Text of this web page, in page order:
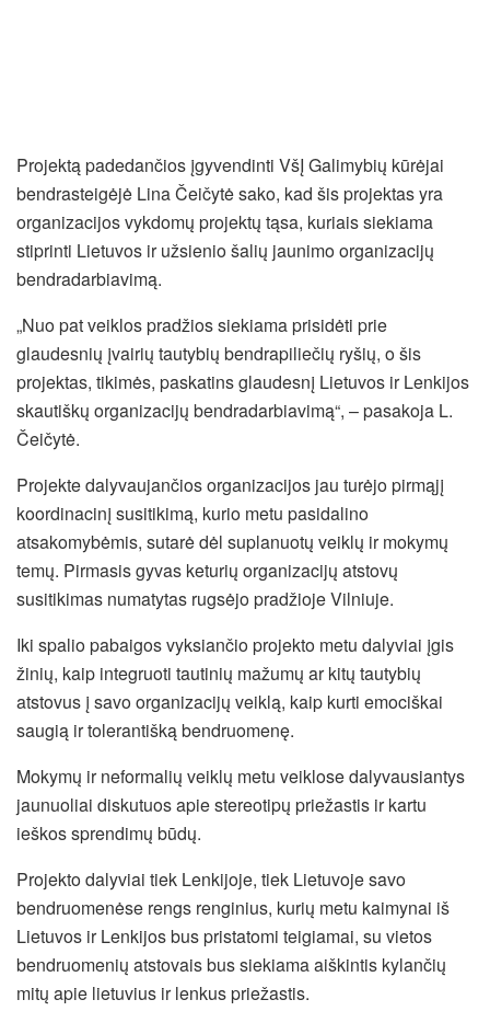
Projektą padedančios įgyvendinti VšĮ Galimybių kūrėjai
bendrasteigėjė Lina Čeičytė sako, kad šis projektas yra
organizacijos vykdomų projektų tąsa, kuriais siekiama
stiprinti Lietuvos ir užsienio šalių jaunimo organizacijų
bendradarbiavimą.
„Nuo pat veiklos pradžios siekiama prisidėti prie
glaudesnių įvairių tautybių bendrapiliečių ryšių, o šis
projektas, tikimės, paskatins glaudesnį Lietuvos ir Lenkijos
skautiškų organizacijų bendradarbiavimą“, – pasakoja L.
Čeičytė.
Projekte dalyvaujančios organizacijos jau turėjo pirmąjį
koordinacinį susitikimą, kurio metu pasidalino
atsakomybėmis, sutarė dėl suplanuotų veiklų ir mokymų
temų. Pirmasis gyvas keturių organizacijų atstovų
susitikimas numatytas rugsėjo pradžioje Vilniuje.
Iki spalio pabaigos vyksiančio projekto metu dalyviai įgis
žinių, kaip integruoti tautinių mažumų ar kitų tautybių
atstovus į savo organizacijų veiklą, kaip kurti emociškai
saugią ir tolerantišką bendruomenę.
Mokymų ir neformalių veiklų metu veiklose dalyvausiantys
jaunuoliai diskutuos apie stereotipų priežastis ir kartu
ieškos sprendimų būdų.
Projekto dalyviai tiek Lenkijoje, tiek Lietuvoje savo
bendruomenėse rengs renginius, kurių metu kaimynai iš
Lietuvos ir Lenkijos bus pristatomi teigiamai, su vietos
bendruomenių atstovais bus siekiama aiškintis kylančių
mitų apie lietuvius ir lenkus priežastis.